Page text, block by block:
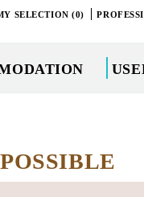
SELECTION (0)